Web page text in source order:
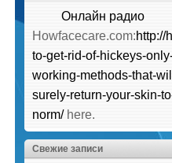
Онлайн радио
Howfacecare.com:http://
to-get-rid-of-hickeys-
working-methods-that-
surely-return-your-skin-
norm/here.
Свежие записи